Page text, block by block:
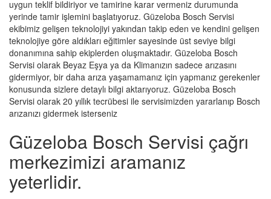
uygun teklif bildiriyor ve tamirine karar vermeniz durumunda
yerinde tamir işlemini başlatıyoruz. Güzeloba Bosch Servisi
ekibimiz gelişen teknolojiyi yakından takip eden ve kendini gelişen
teknolojiye göre aldıkları eğitimler sayesinde üst seviye bilgi
donanımına sahip ekiplerden oluşmaktadır. Güzeloba Bosch
Servisi olarak Beyaz Eşya ya da Klimanızın sadece arızasını
gidermiyor, bir daha arıza yaşamamanız için yapmanız gerekenler
konusunda sizlere detaylı bilgi aktarıyoruz. Güzeloba Bosch
Servisi olarak 20 yıllık tecrübesi ile servisimizden yararlanıp Bosch
arızanızı gidermek isterseniz
Güzeloba Bosch Servisi çağrı
merkezimizi aramanız
yeterlidir.